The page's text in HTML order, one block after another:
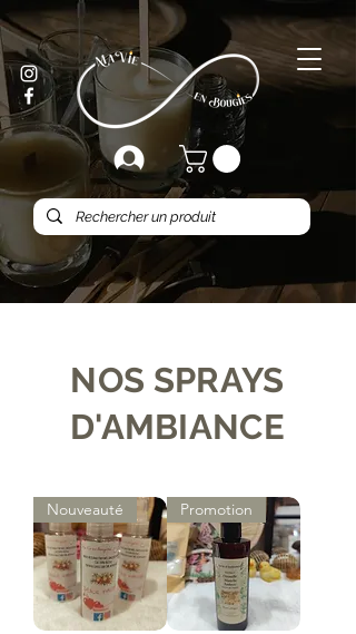
NOS SPRAYS
D'AMBIANCE
Nouveauté Promotion